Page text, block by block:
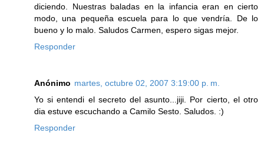
diciendo. Nuestras baladas en la infancia eran en cierto
modo, una pequeña escuela para lo que vendría. De lo
bueno y lo malo. Saludos Carmen, espero sigas mejor.
Responder
Anónimo martes, octubre 02, 2007 3:19:00 p. m.
Yo si entendi el secreto del asunto...jiji. Por cierto, el otro
dia estuve escuchando a Camilo Sesto. Saludos. :)
Responder